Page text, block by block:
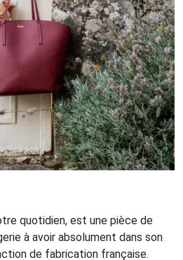
quotidien, est une pièce de
à avoir absolument dans son
de fabrication française.